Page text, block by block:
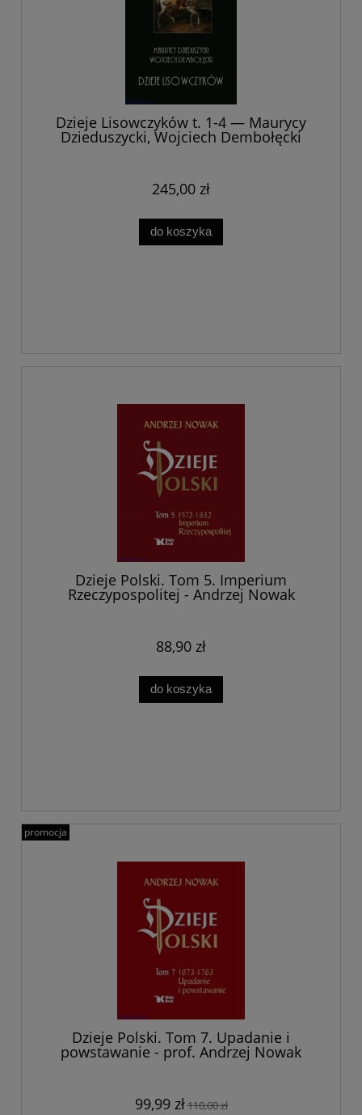
Dzieje Lisowczyków t. 1-4 — Maurycy
Dzieduszycki, Wojciech Dembołęcki
245,00 zł
do koszyka
Dzieje Polski. Tom 5. Imperium
Rzeczypospolitej - Andrzej Nowak
88,90 zł
do koszyka
Dzieje Polski. Tom 7. Upadanie i
powstawanie - prof. Andrzej Nowak
99,99 zł110,00 zł
promocja